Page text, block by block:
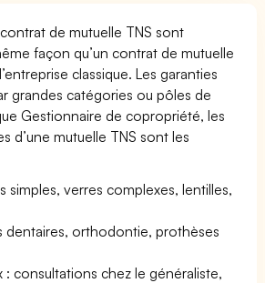
de mutuelle TNS sont
façon qu’un contrat de mutuelle
classique. Les garanties
grandes catégories ou pôles de
Gestionnaire de copropriété, les
d’une mutuelle TNS sont les
simples, verres complexes, lentilles,
dentaires, orthodontie, prothèses
: consultations chez le généraliste,